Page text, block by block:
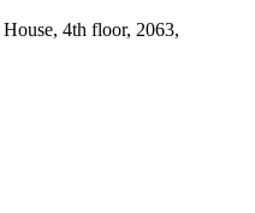
4th floor, 2063,